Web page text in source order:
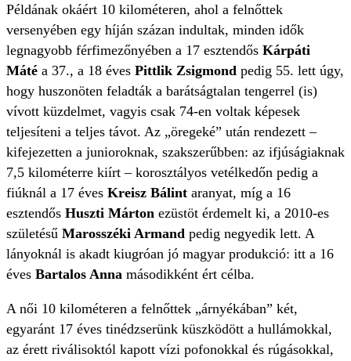
Példának okáért 10 kilométeren, ahol a felnőttek
versenyében egy híján százan indultak, minden idők
legnagyobb férfimezőnyében a 17 esztendős Kárpáti
Máté a 37., a 18 éves Pittlik Zsigmond pedig 55. lett úgy,
hogy huszonöten feladták a barátságtalan tengerrel (is)
vívott küzdelmet, vagyis csak 74-en voltak képesek
teljesíteni a teljes távot. Az „öregeké” után rendezett –
kifejezetten a junioroknak, szakszerűbben: az ifjúságiaknak
7,5 kilométerre kiírt – korosztályos vetélkedőn pedig a
fiúknál a 17 éves Kreisz Bálint aranyat, míg a 16
esztendős Huszti Márton ezüstöt érdemelt ki, a 2010-es
születésű Marosszéki Armand pedig negyedik lett. A
lányoknál is akadt kiugróan jó magyar produkció: itt a 16
éves Bartalos Anna másodikként ért célba.
A női 10 kilométeren a felnőttek „árnyékában” két,
egyaránt 17 éves tinédzserünk küszködött a hullámokkal,
az érett riválisoktól kapott vízi pofonokkal és rúgásokkal,